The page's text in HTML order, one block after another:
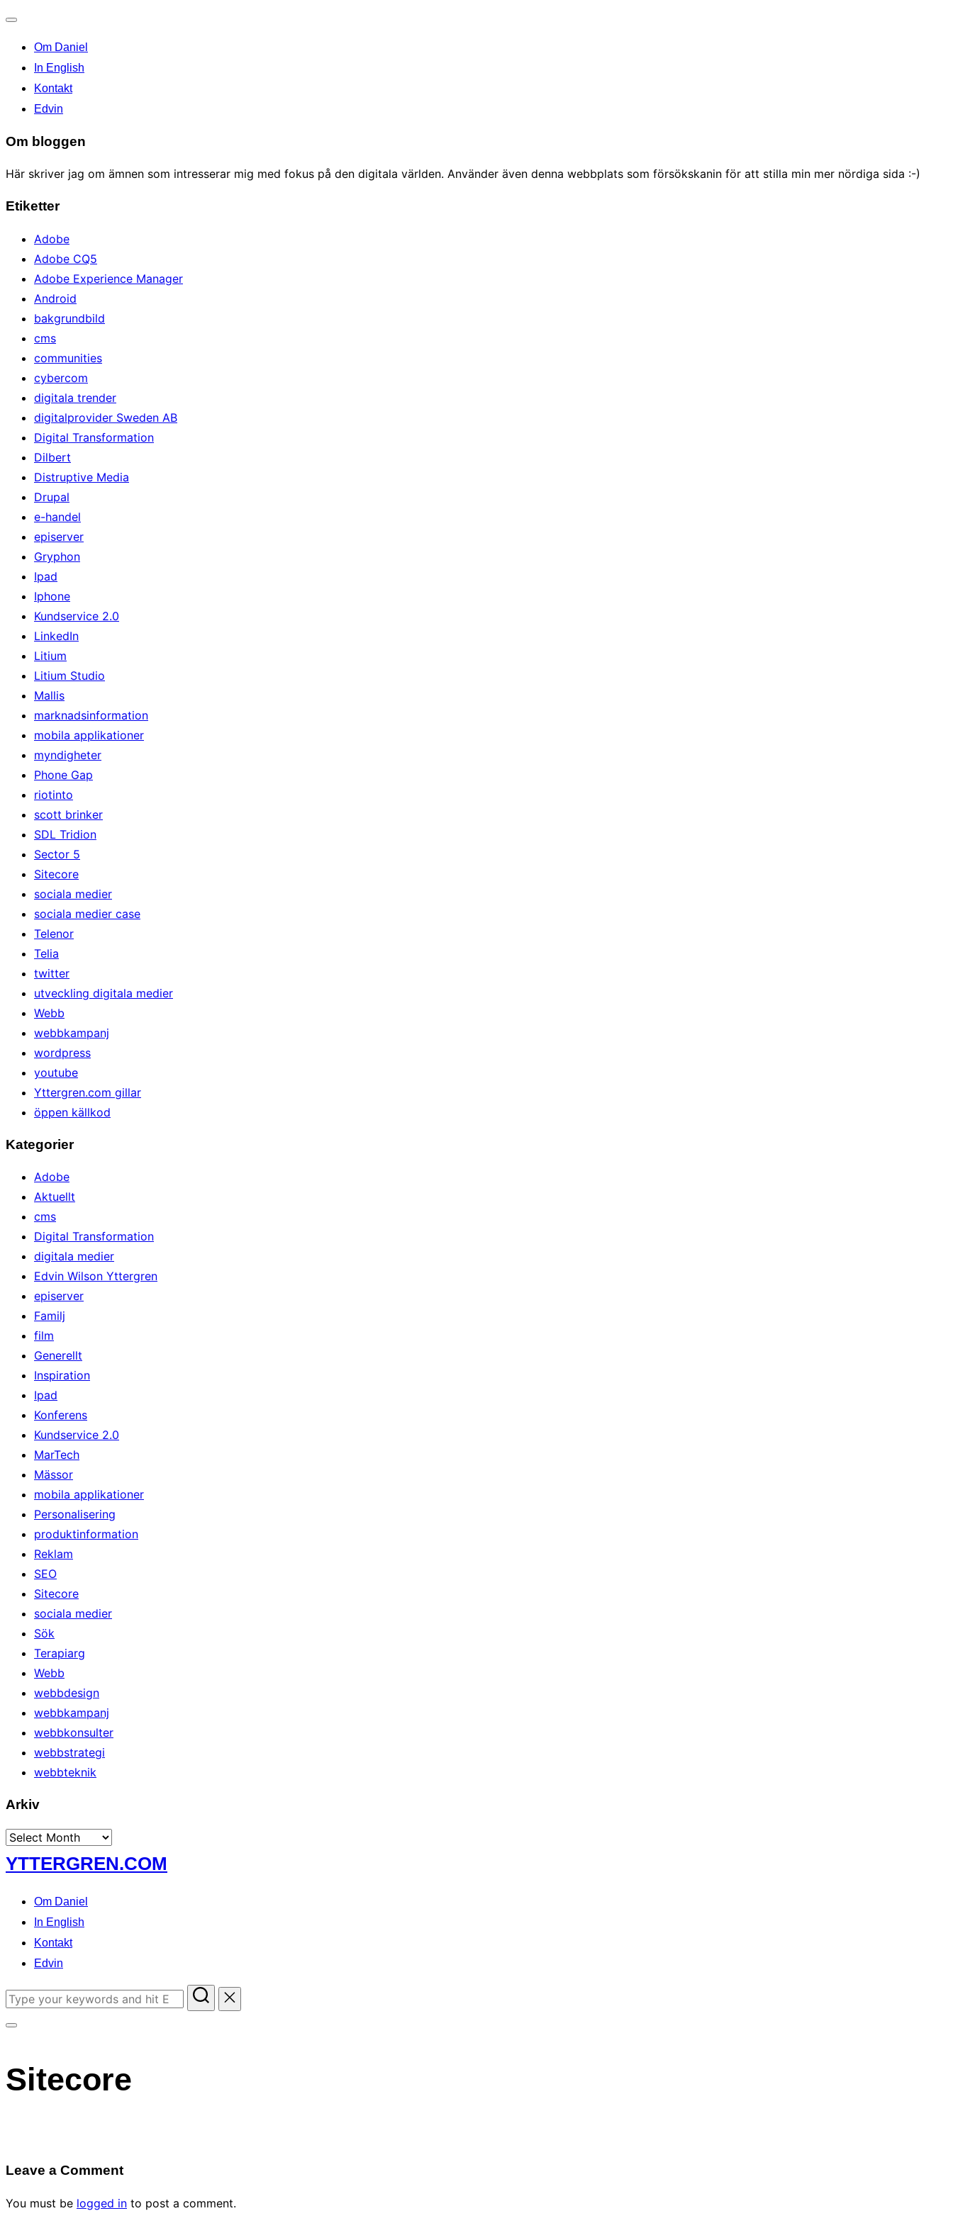
navigation
Om Daniel
In English
Kontakt
Edvin
Om bloggen
Här skriver jag om ämnen som intresserar mig med fokus på den digitala världen. Använder även denna webbplats som försökskanin för att stilla min mer nördiga sida :-)
Etiketter
Adobe
Adobe CQ5
Adobe Experience Manager
Android
bakgrundbild
cms
communities
cybercom
digitala trender
digitalprovider Sweden AB
Digital Transformation
Dilbert
Distruptive Media
Drupal
e-handel
episerver
Gryphon
Ipad
Iphone
Kundservice 2.0
LinkedIn
Litium
Litium Studio
Mallis
marknadsinformation
mobila applikationer
myndigheter
Phone Gap
riotinto
scott brinker
SDL Tridion
Sector 5
Sitecore
sociala medier
sociala medier case
Telenor
Telia
twitter
utveckling digitala medier
Webb
webbkampanj
wordpress
youtube
Yttergren.com gillar
öppen källkod
Kategorier
Adobe
Aktuellt
cms
Digital Transformation
digitala medier
Edvin Wilson Yttergren
episerver
Familj
film
Generellt
Inspiration
Ipad
Konferens
Kundservice 2.0
MarTech
Mässor
mobila applikationer
Personalisering
produktinformation
Reklam
SEO
Sitecore
sociala medier
Sök
Terapiarg
Webb
webbdesign
webbkampanj
webbkonsulter
webbstrategi
webbteknik
Arkiv
Arkiv
Skip
to
content
YTTERGREN.COM
Om Daniel
In English
Kontakt
Edvin
Search
&
navigation
Sitecore
Leave a Comment
You must be logged in to post a comment.